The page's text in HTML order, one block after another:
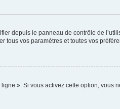
depuis le panneau de contrôle de
tous vos paramètres et toutes vos
». Si vous activez cette option, vous